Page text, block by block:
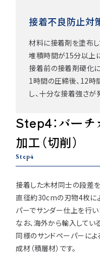
接着不良防止対
材料に接着剤を塗布
堆積時間が15分以上
接着前の接着剤硬化
1時間の圧締後、12
し、十分な接着強さが
Step4：バー
加工（切削）
Step4
接着した木材同士の段差
直径約30cmの刃物4枚に
パーでサンダー仕上を行い
なお、海外から輸入してい
同様のサンドペーパーに
成材（積層材）です。